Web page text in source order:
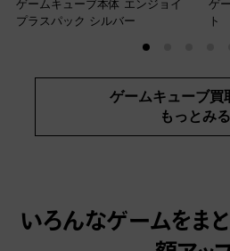
ゲームキューブ本体 エンジョイ
プラスパック シルバー
ゲ
ト
ゲームキューブ買
もっとみる
いろんなゲームをま